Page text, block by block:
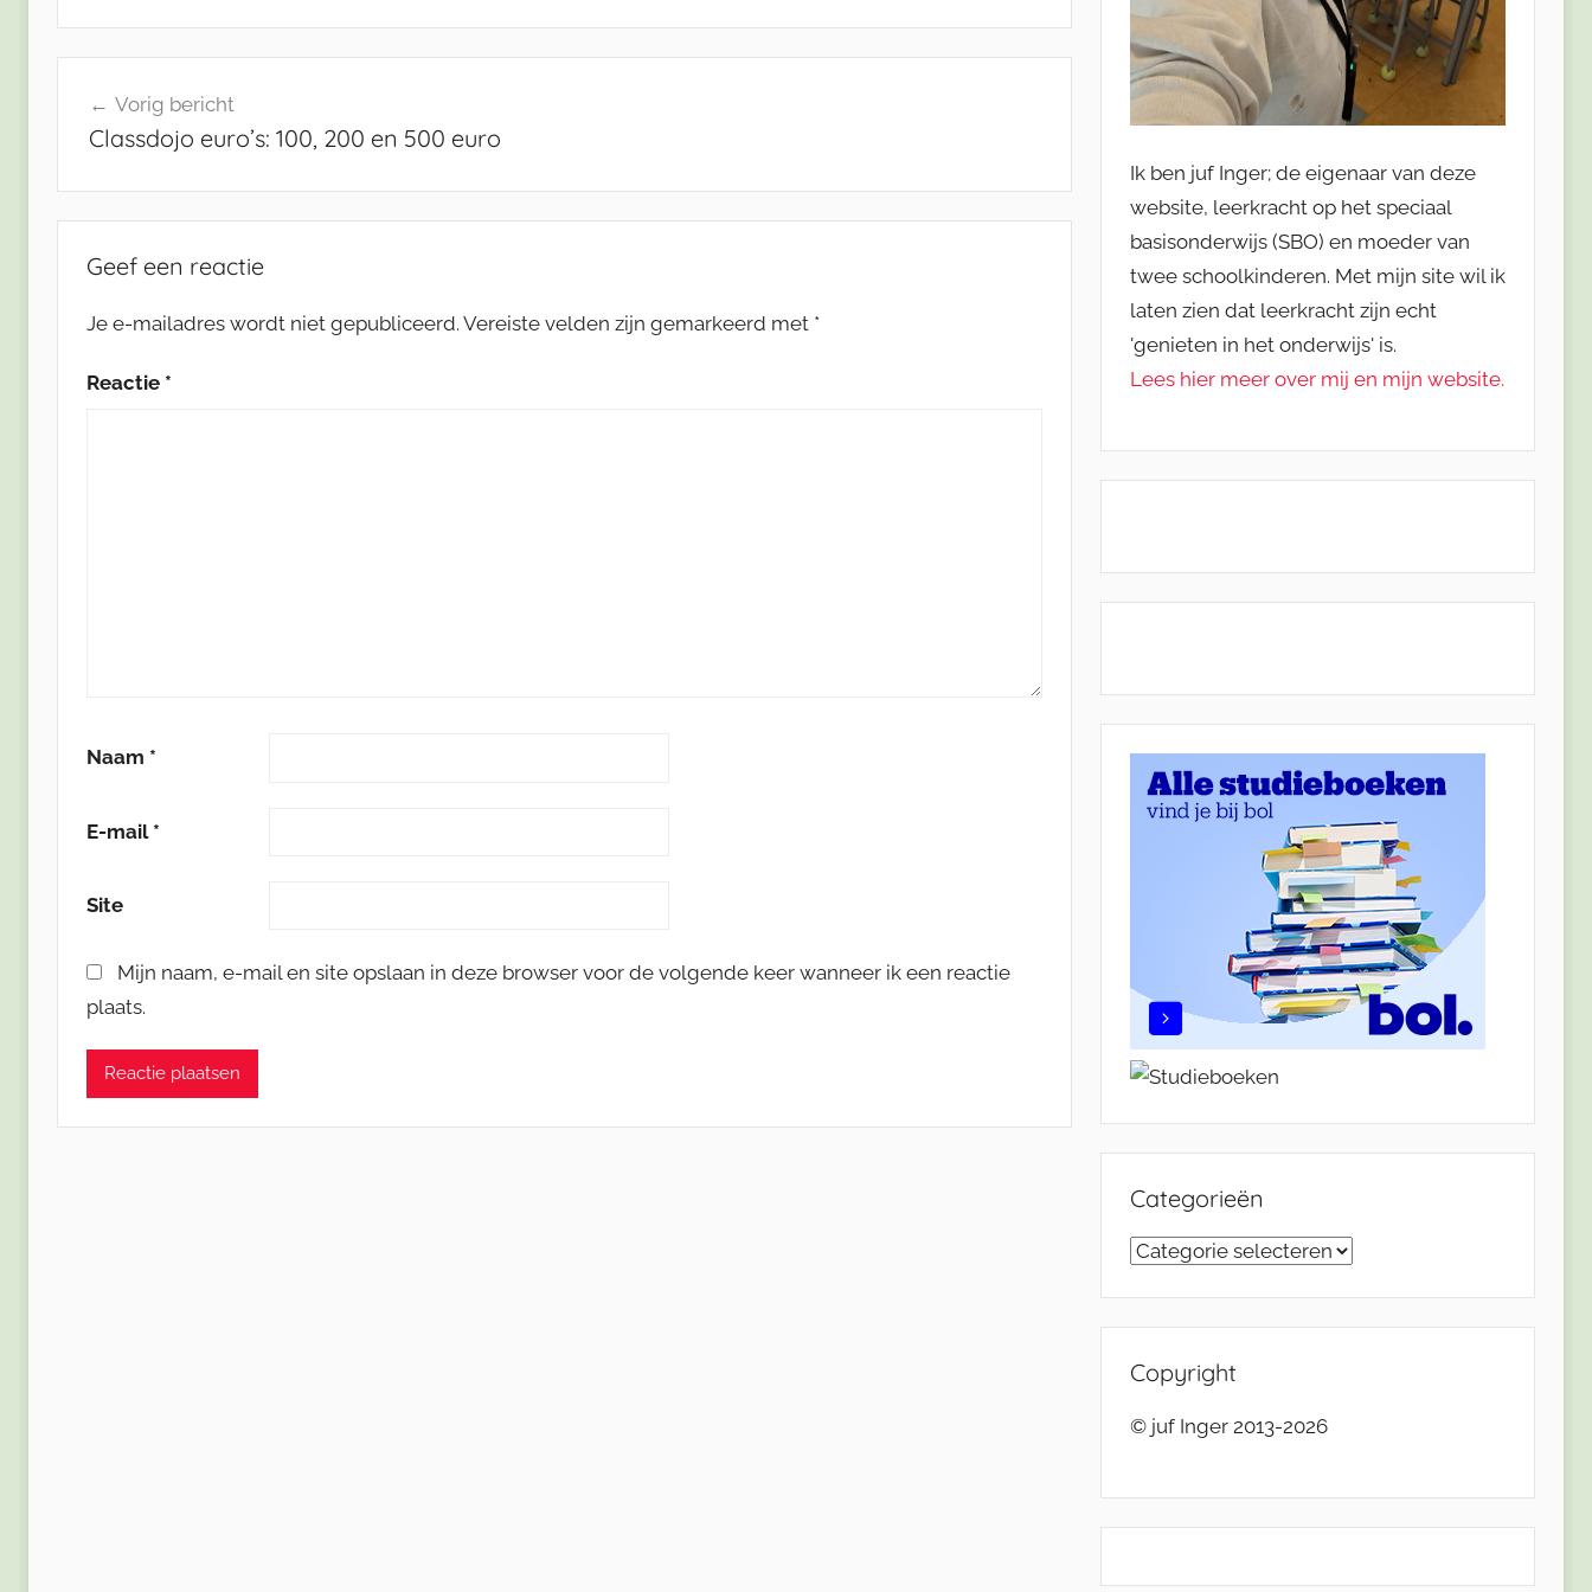
navigatie
Vorig bericht
Classdojo euro’s: 100, 200 en 500 euro
Geef een reactie
Je e-mailadres wordt niet gepubliceerd. Vereiste velden zijn gemarkeerd met *
Reactie *
Naam *
E-mail *
Site
Mijn naam, e-mail en site opslaan in deze browser voor de volgende keer wanneer ik een reactie
plaats.
Ik ben juf Inger; de eigenaar van deze
website, leerkracht op het speciaal
basisonderwijs (SBO) en moeder van
twee schoolkinderen. Met mijn site wil ik
laten zien dat leerkracht zijn echt
'genieten in het onderwijs' is.
Lees hier meer over mij en mijn website.
Categorieën
Categorieën
Copyright
© juf Inger 2013-2026